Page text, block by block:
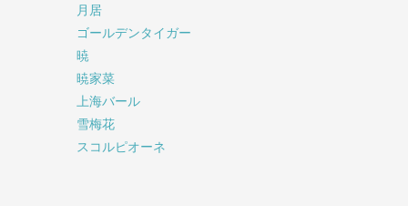
月居
ゴールデンタイガー
暁
暁家菜
上海バール
雪梅花
スコルピオーネ